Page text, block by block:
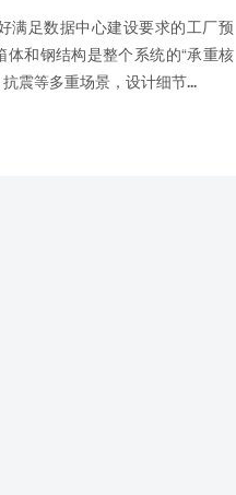
满足数据中心建设要求的工厂预
和钢结构是整个系统的“承重核
震等多重场景，设计细节...